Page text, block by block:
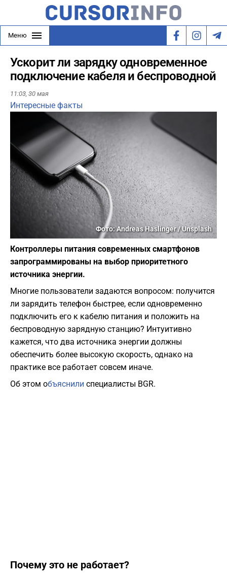
Меню
Ускорит ли зарядку одновременное
подключение кабеля и беспроводной
11:03, 30 мая
Интересные факты
Фото: Andreas Haslinger / Unsplash
Контроллеры питания современных смартфонов
запрограммированы на выбор приоритетного
источника энергии.
​Многие пользователи задаются вопросом: получится
ли зарядить телефон быстрее, если одновременно
подключить его к кабелю питания и положить на
беспроводную зарядную станцию? Интуитивно
кажется, что два источника энергии должны
обеспечить более высокую скорость, однако на
практике все работает совсем иначе.
Об этом объяснили специалисты BGR.
​Почему это не работает?